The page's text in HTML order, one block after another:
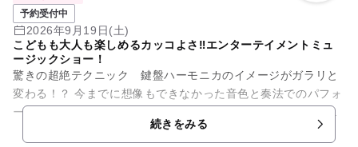
予約受付中
2026年9月19日(土)
こどもも大人も楽しめるカッコよさ‼エンターテイメントミュ
ージックショー！
驚きの超絶テクニック 鍵盤ハーモニカのイメージがガラリと
変わる！？ 今までに想像もできなかった音色と奏法でのパフォ
ーマンス、かつ、それぞれがプロとして数々の舞台で活躍して
続きをみる